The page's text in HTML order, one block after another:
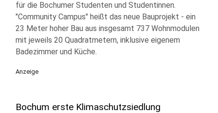
für die Bochumer Studenten und Studentinnen.
"Community Campus" heißt das neue Bauprojekt - ein
23 Meter hoher Bau aus insgesamt 737 Wohnmodulen
mit jeweils 20 Quadratmetern, inklusive eigenem
Badezimmer und Küche.
Anzeige
Bochum erste Klimaschutzsiedlung